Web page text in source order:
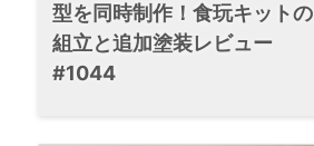
型を同時制作！食玩キットの
組立と追加塗装レビュー
#1044